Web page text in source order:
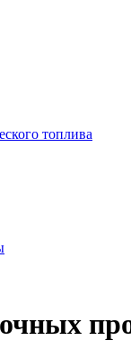
топлива